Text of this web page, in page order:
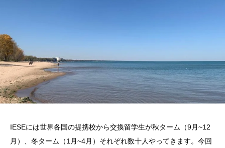
IESEには世界各国の提携校から交換留学生が秋ターム（9月~12
月）、冬ターム（1月~4月）それぞれ数十人やってきます。今回